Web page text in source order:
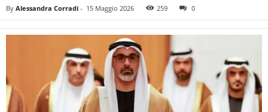
By Alessandra Corradi - 15 Maggio 2026 259 0